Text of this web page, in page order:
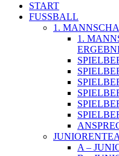
START
FUSSBALL
1.
1.
A –